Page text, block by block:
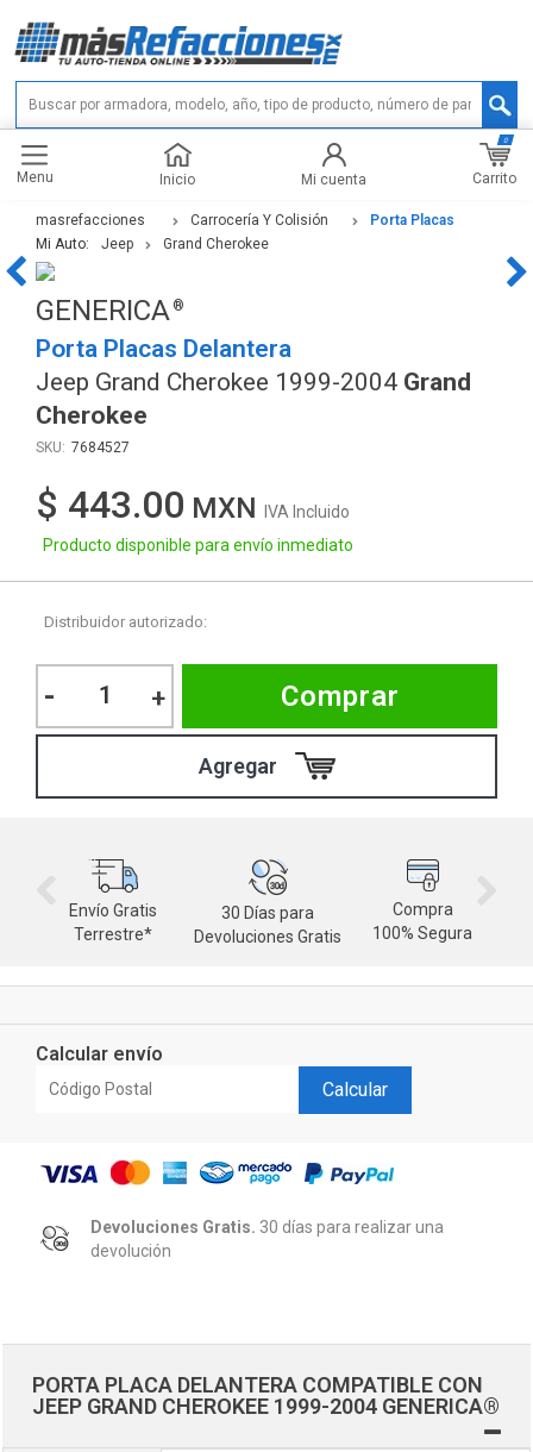
Menu Inicio Mi cuenta Carrito
0
masrefacciones Carrocería Y Colisión
Porta Placas
Mi Auto:
Jeep Grand Cherokee
GENERICA
Porta Placas Delantera
Jeep Grand Cherokee 1999-2004 Grand
Cherokee
7684527
$ 443.00
IVA Incluido
Producto disponible para envío inmediato
Distribuidor autorizado:
- + Comprar
Envío Gratis
Terrestre*
30 Días para
Devoluciones Gratis
Compra
100% Segura
Calcular envío
Calcular
Devoluciones Gratis. 30 días para realizar una
devolución
PORTA PLACA DELANTERA COMPATIBLE CON
JEEP GRAND CHEROKEE 1999-2004 GENERICA®